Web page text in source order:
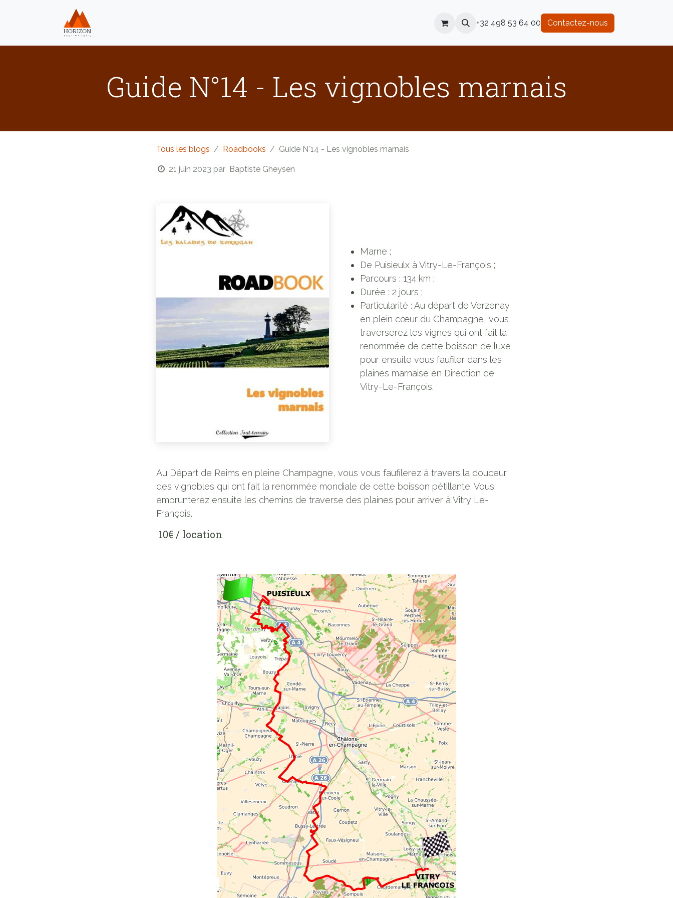
+32 498 53 64 00 Contactez-nous
Guide N°14 - Les vignobles marnais
Tous les blogs Roadbooks Guide N°14 - Les vignobles marnais
21 juin 2023 par Baptiste Gheysen
Marne ;
De Puisieulx à Vitry-Le-François ;
Parcours : 134 km ;
Durée : 2 jours ;
Particularité : Au départ de Verzenay
en plein cœur du Champagne, vous
traverserez les vignes qui ont fait la
renommée de cette boisson de luxe
pour ensuite vous faufiler dans les
plaines marnaise en Direction de
Vitry-Le-François.
Au Départ de Reims en pleine Champagne, vous vous faufilerez à travers la douceur
des vignobles qui ont fait la renommée mondiale de cette boisson pétillante. Vous
emprunterez ensuite les chemins de traverse des plaines pour arriver à Vitry Le-
François.
10€ / location